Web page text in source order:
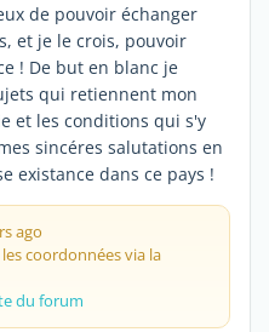
de pouvoir échanger
et je le crois, pouvoir
! De but en blanc je
qui retiennent mon
et les conditions qui s'y
sincéres salutations en
existance dans ce pays !
ago
coordonnées via la
du forum